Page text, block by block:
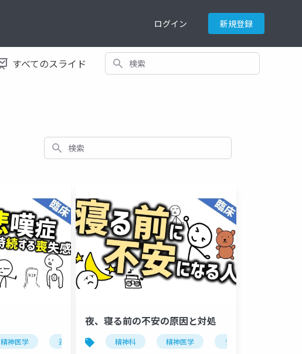
ログイン 新規登録
すべてのスライド 検索
検索
精神医学 遷延性悲嘆症 悲嘆
夜、寝る前の不安の原因と対処
精神科 精神医学 うつ病